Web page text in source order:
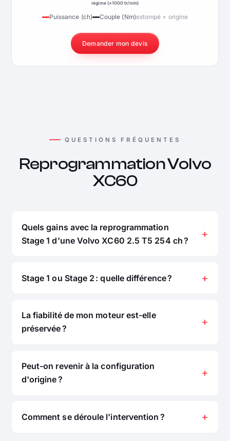
régime (×1000 tr/min)
Puissance (ch) Couple (Nm)estompé = origine
Demander mon devis
QUESTIONS FRÉQUENTES
Reprogrammation Volvo
XC60
Quels gains avec la reprogrammation
Stage 1 d'une Volvo XC60 2.5 T5 254 ch ?
Stage 1 ou Stage 2 : quelle différence ?
La fiabilité de mon moteur est-elle
préservée ?
Peut-on revenir à la configuration
d'origine ?
Comment se déroule l'intervention ?